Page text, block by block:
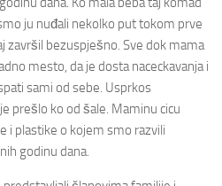
ju nuđali nekolko put tokom prve
završil bezuspješno. Sve dok mama
mesto, da je dosta naceckavanja i
sami od sebe. Usprkos
prešlo ko od šale. Maminu cicu
i plastike o kojem smo razvili
godinu dana.